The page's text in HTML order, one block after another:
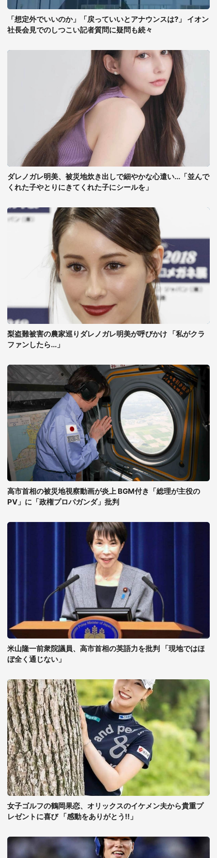
「想定外でいいのか」「戻っていいとアナウンスは?」 イオン
社長会見でのしつこい記者質問に疑問も続々
ダレノガレ明美、被災地炊き出しで細やかな心遣い...「並んで
くれた子やとりにきてくれた子にシールを」
梨盗難被害の農家巡りダレノガレ明美が呼びかけ 「私がクラ
ファンしたら...」
高市首相の被災地視察動画が炎上 BGM付き「総理が主役の
PV」に「政権プロパガンダ」批判
米山隆一前衆院議員、高市首相の英語力を批判 「現地ではほ
ぼ全く通じない」
女子ゴルフの鶴岡果恋、オリックスのイケメン夫から貴重プ
レゼントに喜び 「感動をありがとう!!」